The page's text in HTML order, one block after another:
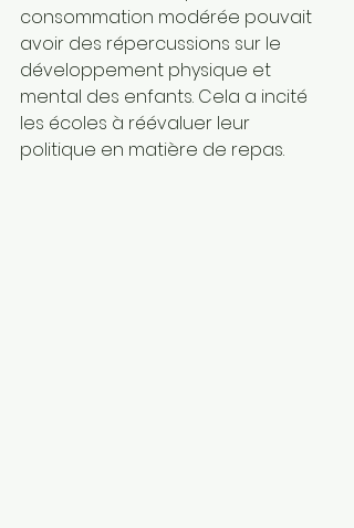
consommation modérée pouvait
avoir des répercussions sur le
développement physique et
mental des enfants. Cela a incité
les écoles à réévaluer leur
politique en matière de repas.